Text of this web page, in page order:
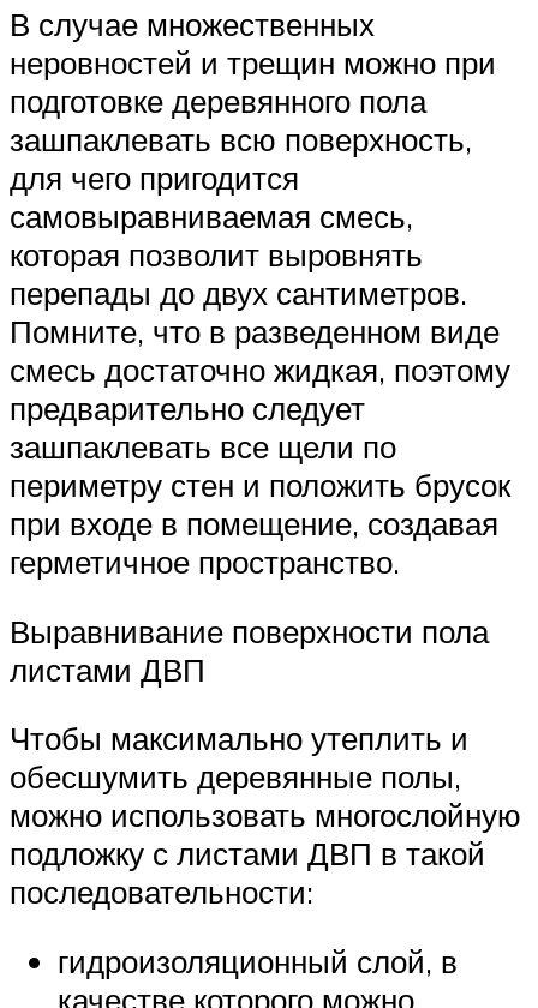
В случае множественных
неровностей и трещин можно при
подготовке деревянного пола
зашпаклевать всю поверхность,
для чего пригодится
самовыравниваемая смесь,
которая позволит выровнять
перепады до двух сантиметров.
Помните, что в разведенном виде
смесь достаточно жидкая, поэтому
предварительно следует
зашпаклевать все щели по
периметру стен и положить брусок
при входе в помещение, создавая
герметичное пространство.
Выравнивание поверхности пола
листами ДВП
Чтобы максимально утеплить и
обесшумить деревянные полы,
можно использовать многослойную
подложку с листами ДВП в такой
последовательности:
гидроизоляционный слой, в
качестве которого можно